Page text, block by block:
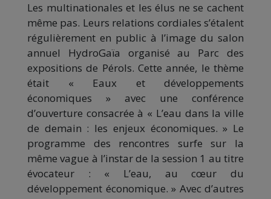
Les multinationales et les élus ne se cachent
même pas. Leurs relations cordiales s’étalent
régulièrement en public à l’image du salon
annuel HydroGaïa organisé au Parc des
expositions de Pérols. Cette année, le thème
était « Eaux et développements
économiques » avec une conférence
d’ouverture consacrée à « L’eau dans la ville
de demain : les enjeux économiques. » Le
programme des rencontres surfe sur la
même vague à l’instar de la session 1 au titre
évocateur : « L’eau, au cœur du
développement économique. » Avec d’autres